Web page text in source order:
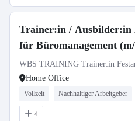
Trainer:in / Ausbilder:in
für Büromanagement
WBS TRAINING Trainer:in
Home Office
Vollzeit Nachhaltiger Arbeitgeber
4